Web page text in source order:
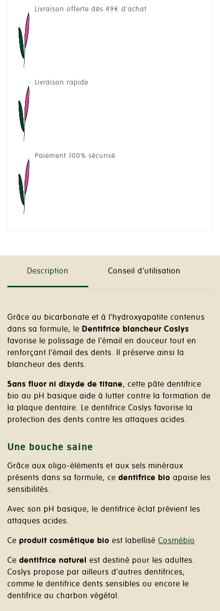
Livraison offerte dès 49€ d'achat
Livraison rapide
Paiement 100% sécurisé
Description Conseil d'utilisation
Grâce au bicarbonate et à l'hydroxyapatite contenus
dans sa formule, le Dentifrice blancheur Coslys
favorise le polissage de l'émail en douceur tout en
renforçant l'émail des dents. Il préserve ainsi la
blancheur des dents.
Sans fluor ni dixyde de titane, cette pâte dentifrice
bio au pH basique aide à lutter contre la formation de
la plaque dentaire. Le dentifrice Coslys favorise la
protection des dents contre les attaques acides.
Une bouche saine
Grâce aux oligo-éléments et aux sels minéraux
présents dans sa formule, ce dentifrice bio apaise les
sensibilités.
Avec son pH basique, le dentifrice éclat prévient les
attaques acides.
Ce produit cosmétique bio est labellisé Cosmébio
Ce dentifrice naturel est destiné pour les adultes.
Coslys propose par ailleurs d'autres dentifrices,
comme le dentifrice dents sensibles ou encore le
dentifrice au charbon végétal.